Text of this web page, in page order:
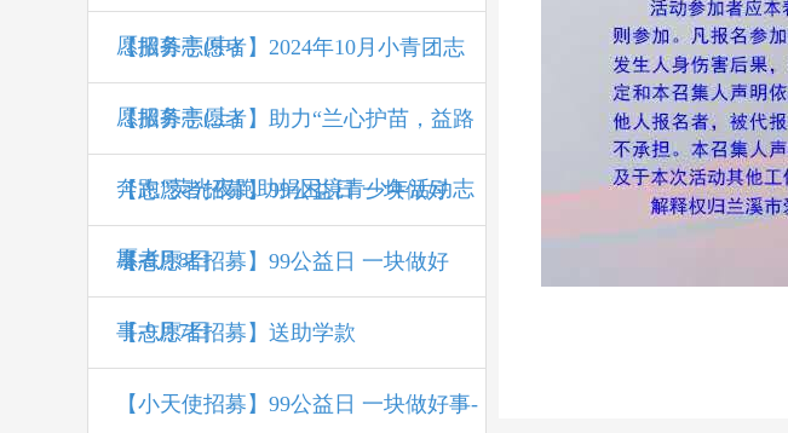
愿服务亭(中)
【招募志愿者】2024年10月小青团志
愿服务亭(上)
【招募志愿者】助力“兰心护苗，益路
奔跑”荧光夜跑助捐困境青少年活动志
愿者
【志愿者招募】99公益日 一块做好
事-9月8日
【志愿者招募】99公益日 一块做好
事-9月7日
【志愿者招募】送助学款
【小天使招募】99公益日 一块做好事-